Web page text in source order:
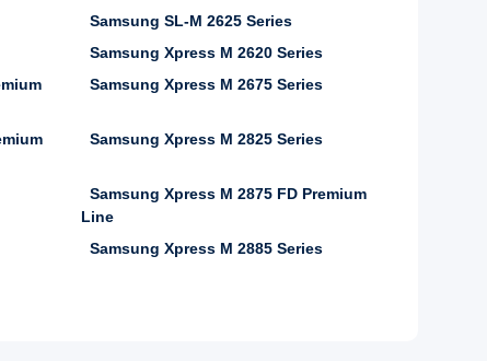
Samsung SL-M 2625 Series
Samsung Xpress M 2620 Series
Samsung Xpress M 2675 Series
Samsung Xpress M 2825 Series
Samsung Xpress M 2875 FD Premium
Line
Samsung Xpress M 2885 Series